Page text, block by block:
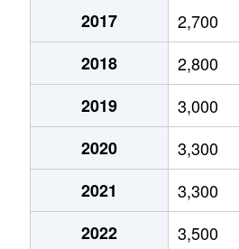
4,500万円
6,000万円
5,500万円
6,500万円
8,300万円
2,100万円
2017
2,700
2018
2,800
2019
3,000
2020
3,300
2021
3,300
2022
3,500